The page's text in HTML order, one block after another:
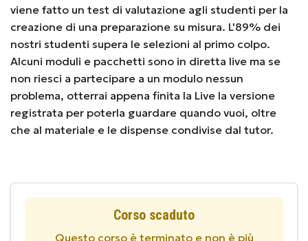
viene fatto un test di valutazione agli studenti per la
creazione di una preparazione su misura. L'89% dei
nostri studenti supera le selezioni al primo colpo.
Alcuni moduli e pacchetti sono in diretta live ma se
non riesci a partecipare a un modulo nessun
problema, otterrai appena finita la Live la versione
registrata per poterla guardare quando vuoi, oltre
che al materiale e le dispense condivise dal tutor.
Corso scaduto
Questo corso è terminato e non è più